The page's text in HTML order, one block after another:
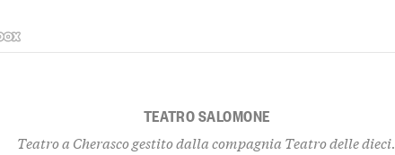
TEATRO SALOMONE
Teatro a Cherasco gestito dalla compagnia Teatro delle dieci.